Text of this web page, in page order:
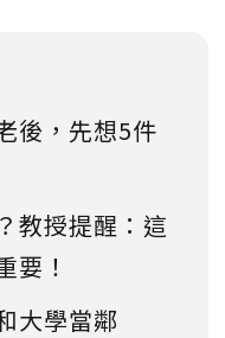
後，先想5件
教授提醒：這
要！
大學當鄰